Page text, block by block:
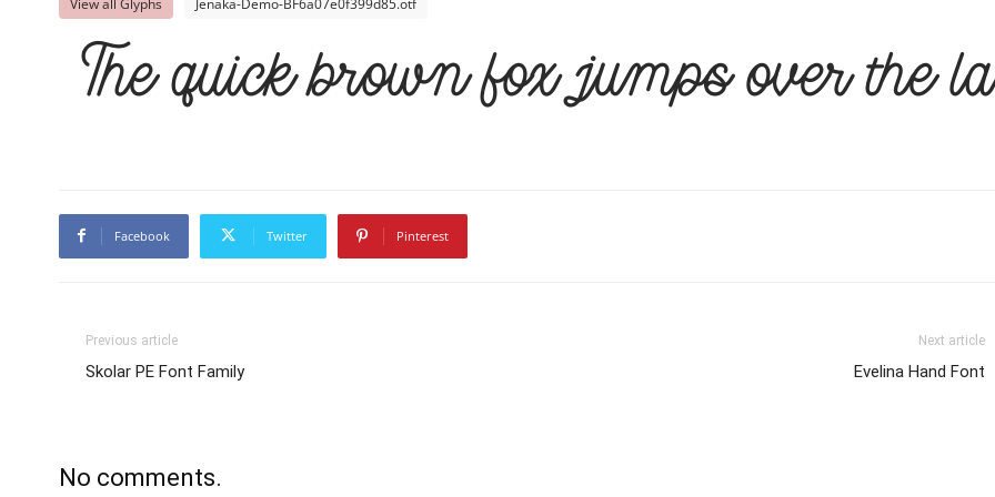
The quick brown fox jumps over the
Facebook Twitter Pinterest
Previous article
Skolar PE Font Family
Next article
Evelina Hand Font
No comments.